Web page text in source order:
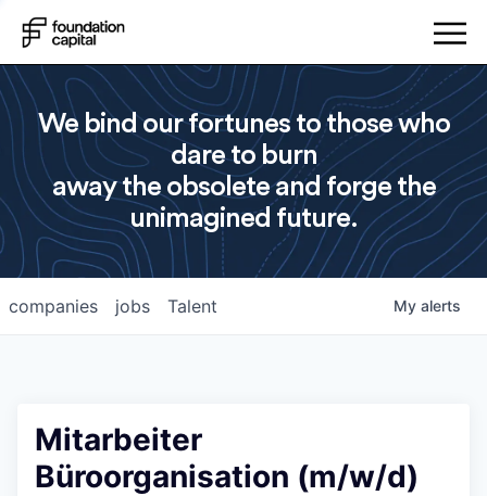
We bind our fortunes to those who
dare to burn
away the obsolete and forge the
unimagined future.
jobs
companies Talent My alerts
Mitarbeiter
Büroorganisation (m/w/d)